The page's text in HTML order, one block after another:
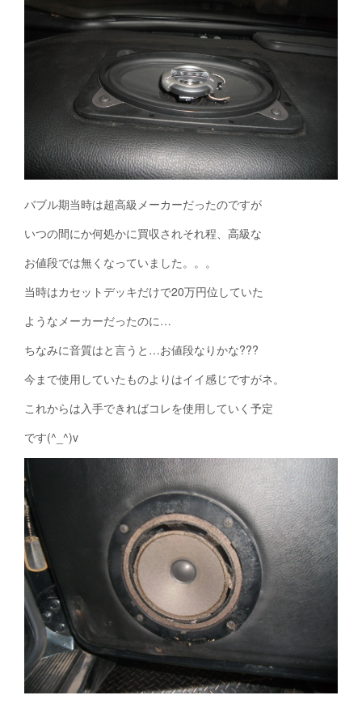
バブル期当時は超高級メーカーだったのですが
いつの間にか何処かに買収されそれ程、高級な
お値段では無くなっていました。。。
当時はカセットデッキだけで20万円位していた
ようなメーカーだったのに…
ちなみに音質はと言うと…お値段なりかな???
今まで使用していたものよりはイイ感じですがネ。
これからは入手できればコレを使用していく予定
です(^_^)v